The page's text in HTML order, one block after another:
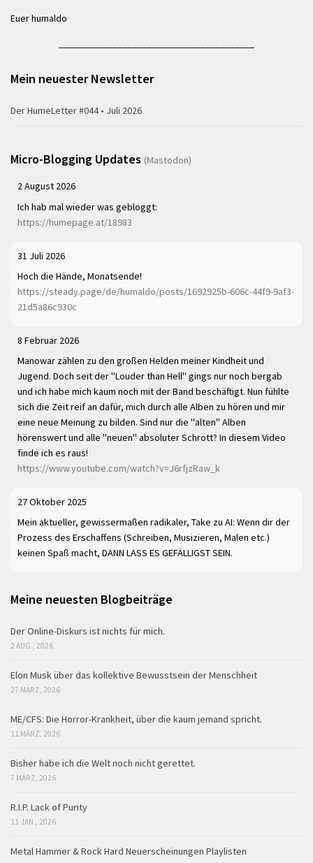
Euer humaldo
Mein neuester Newsletter
Der HumeLetter #044 • Juli 2026
Micro-Blogging Updates (Mastodon)
2 August 2026
Ich hab mal wieder was gebloggt:
https://humepage.at/18983
31 Juli 2026
Hoch die Hände, Monatsende!
https://steady.page/de/humaldo/posts/1692925b-606c-44f9-9af3-
21d5a86c930c
8 Februar 2026
Manowar zählen zu den großen Helden meiner Kindheit und
Jugend. Doch seit der "Louder than Hell" gings nur noch bergab
und ich habe mich kaum noch mit der Band beschäftigt. Nun fühlte
sich die Zeit reif an dafür, mich durch alle Alben zu hören und mir
eine neue Meinung zu bilden. Sind nur die "alten" Alben
hörenswert und alle "neuen" absoluter Schrott? In diesem Video
finde ich es raus!
https://www.youtube.com/watch?v=J6rfjzRaw_k
27 Oktober 2025
Mein aktueller, gewissermaßen radikaler, Take zu AI: Wenn dir der
Prozess des Erschaffens (Schreiben, Musizieren, Malen etc.)
keinen Spaß macht, DANN LASS ES GEFÄLLIGST SEIN.
Meine neuesten Blogbeiträge
Der Online-Diskurs ist nichts für mich.
2 AUG., 2026
Elon Musk über das kollektive Bewusstsein der Menschheit
27 MÄRZ, 2026
ME/CFS: Die Horror-Krankheit, über die kaum jemand spricht.
11 MÄRZ, 2026
Bisher habe ich die Welt noch nicht gerettet.
7 MÄRZ, 2026
R.I.P. Lack of Purity
11 JAN., 2026
Metal Hammer & Rock Hard Neuerscheinungen Playlisten